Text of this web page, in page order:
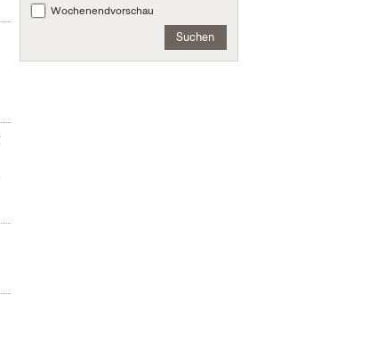
Wochenendvorschau
Suchen